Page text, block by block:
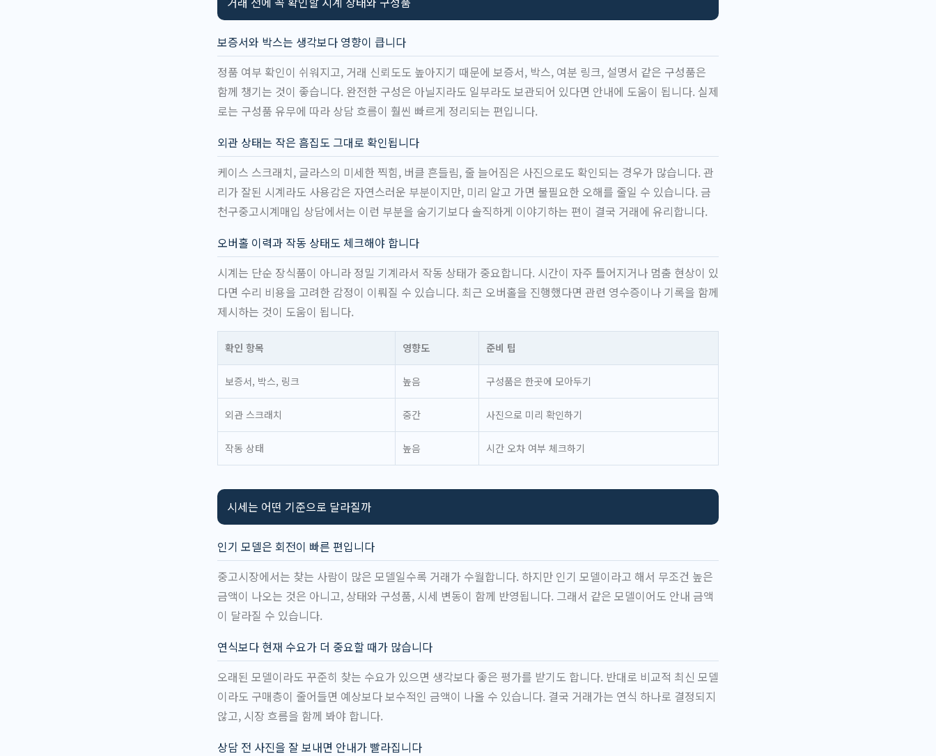
보증서와 박스는 생각보다 영향이 큽니다
정품 여부 확인이 쉬워지고, 거래 신뢰도도 높아지기 때문에 보증서, 박스, 여분 링크, 설명서 같은 구성품은
함께 챙기는 것이 좋습니다. 완전한 구성은 아닐지라도 일부라도 보관되어 있다면 안내에 도움이 됩니다. 실제
로는 구성품 유무에 따라 상담 흐름이 훨씬 빠르게 정리되는 편입니다.
외관 상태는 작은 흠집도 그대로 확인됩니다
케이스 스크래치, 글라스의 미세한 찍힘, 버클 흔들림, 줄 늘어짐은 사진으로도 확인되는 경우가 많습니다. 관
리가 잘된 시계라도 사용감은 자연스러운 부분이지만, 미리 알고 가면 불필요한 오해를 줄일 수 있습니다. 금
천구중고시계매입 상담에서는 이런 부분을 숨기기보다 솔직하게 이야기하는 편이 결국 거래에 유리합니다.
오버홀 이력과 작동 상태도 체크해야 합니다
시계는 단순 장식품이 아니라 정밀 기계라서 작동 상태가 중요합니다. 시간이 자주 틀어지거나 멈춤 현상이 있
다면 수리 비용을 고려한 감정이 이뤄질 수 있습니다. 최근 오버홀을 진행했다면 관련 영수증이나 기록을 함께
제시하는 것이 도움이 됩니다.
확인 항목 영향도 준비 팁
보증서, 박스, 링크 높음 구성품은 한곳에 모아두기
외관 스크래치 중간 사진으로 미리 확인하기
작동 상태 높음 시간 오차 여부 체크하기
시세는 어떤 기준으로 달라질까
인기 모델은 회전이 빠른 편입니다
중고시장에서는 찾는 사람이 많은 모델일수록 거래가 수월합니다. 하지만 인기 모델이라고 해서 무조건 높은
금액이 나오는 것은 아니고, 상태와 구성품, 시세 변동이 함께 반영됩니다. 그래서 같은 모델이어도 안내 금액
이 달라질 수 있습니다.
연식보다 현재 수요가 더 중요할 때가 많습니다
오래된 모델이라도 꾸준히 찾는 수요가 있으면 생각보다 좋은 평가를 받기도 합니다. 반대로 비교적 최신 모델
이라도 구매층이 줄어들면 예상보다 보수적인 금액이 나올 수 있습니다. 결국 거래가는 연식 하나로 결정되지
않고, 시장 흐름을 함께 봐야 합니다.
상담 전 사진을 잘 보내면 안내가 빨라집니다